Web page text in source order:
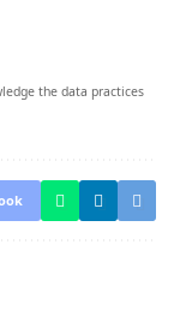
the data practices